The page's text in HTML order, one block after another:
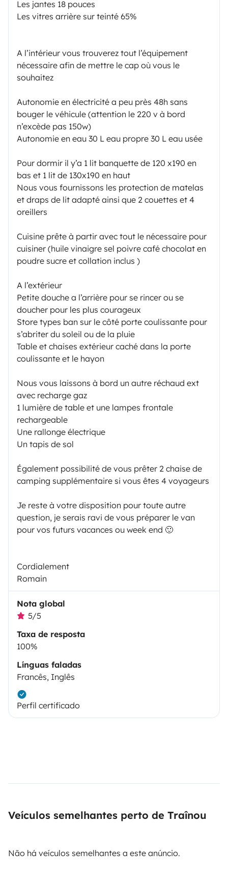
Les jantes 18 pouces
Les vitres arrière sur teinté 65%
A l’intérieur vous trouverez tout l’équipement
nécessaire afin de mettre le cap où vous le
souhaitez
Autonomie en électricité a peu près 48h sans
bouger le véhicule (attention le 220 v à bord
n’excède pas 150w)
Autonomie en eau 30 L eau propre 30 L eau usée
Pour dormir il y’a 1 lit banquette de 120 x190 en
bas et 1 lit de 130x190 en haut
Nous vous fournissons les protection de matelas
et draps de lit adapté ainsi que 2 couettes et 4
oreillers
Cuisine prête à partir avec tout le nécessaire pour
cuisiner (huile vinaigre sel poivre café chocolat en
poudre sucre et collation inclus )
A l’extérieur
Petite douche a l’arrière pour se rincer ou se
doucher pour les plus courageux
Store types ban sur le côté porte coulissante pour
s’abriter du soleil ou de la pluie
Table et chaises extérieur caché dans la porte
coulissante et le hayon
Nous vous laissons à bord un autre réchaud ext
avec recharge gaz
1 lumière de table et une lampes frontale
rechargeable
Une rallonge électrique
Un tapis de sol
Également possibilité de vous prêter 2 chaise de
camping supplémentaire si vous êtes 4 voyageurs
Je reste à votre disposition pour toute autre
question, je serais ravi de vous préparer le van
pour vos futurs vacances ou week end 🙂
Cordialement
Romain
Nota global
5/5
Taxa de resposta
100%
Línguas faladas
Francês, Inglês
Perfil certificado
Veículos semelhantes perto de Traînou
Não há veículos semelhantes a este anúncio.